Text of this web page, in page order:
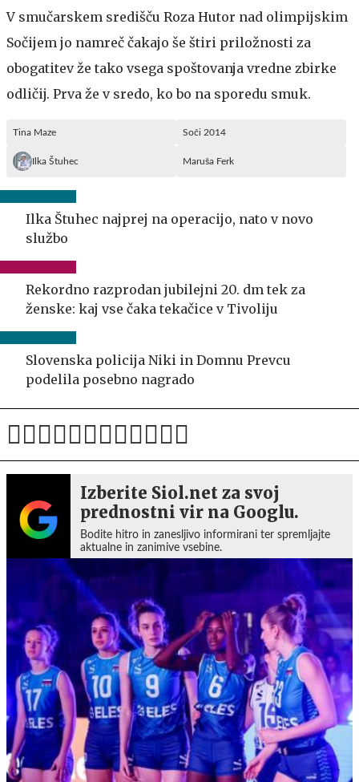
V smučarskem središču Roza Hutor nad olimpijskim
Sočijem jo namreč čakajo še štiri priložnosti za
obogatitev že tako vsega spoštovanja vredne zbirke
odličij. Prva že v sredo, ko bo na sporedu smuk.
Tina Maze Soči 2014
Ilka Štuhec Maruša Ferk
Ilka Štuhec najprej na operacijo, nato v novo
službo
Rekordno razprodan jubilejni 20. dm tek za
ženske: kaj vse čaka tekačice v Tivoliju
Slovenska policija Niki in Domnu Prevcu
podelila posebno nagrado
Izberite Siol.net za svoj
prednostni vir na Googlu.
Bodite hitro in zanesljivo informirani ter spremljajte
aktualne in zanimive vsebine.